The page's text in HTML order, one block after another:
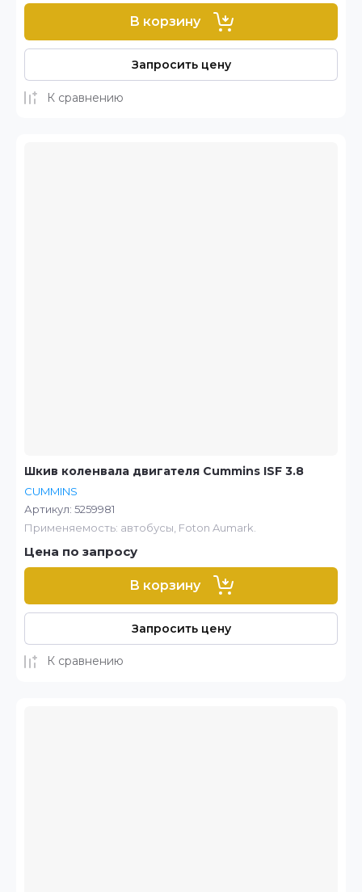
В корзину
Запросить цену
К сравнению
Шкив коленвала двигателя Cummins ISF 3.8
CUMMINS
Артикул: 5259981
Применяемость: автобусы, Foton Aumark.
Цена по запросу
В корзину
Запросить цену
К сравнению